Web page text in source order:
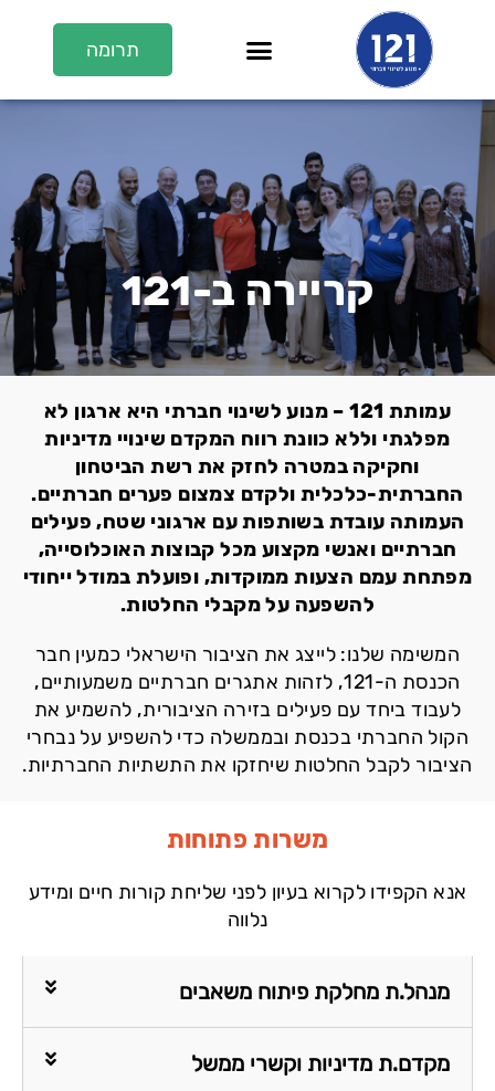
תרומה
קריירה ב-121
עמותת 121 – מנוע לשינוי חברתי היא ארגון לא
מפלגתי וללא כוונת רווח המקדם שינויי מדיניות
וחקיקה במטרה לחזק את רשת הביטחון
החברתית-כלכלית ולקדם צמצום פערים חברתיים.
העמותה עובדת בשותפות עם ארגוני שטח, פעילים
חברתיים ואנשי מקצוע מכל קבוצות האוכלוסייה,
מפתחת עמם הצעות ממוקדות, ופועלת במודל ייחודי
להשפעה על מקבלי החלטות.
המשימה שלנו: לייצג את הציבור הישראלי כמעין חבר
הכנסת ה-121, לזהות אתגרים חברתיים משמעותיים,
לעבוד ביחד עם פעילים בזירה הציבורית, להשמיע את
הקול החברתי בכנסת ובממשלה כדי להשפיע על נבחרי
הציבור לקבל החלטות שיחזקו את התשתיות החברתיות.
משרות פתוחות
אנא הקפידו לקרוא בעיון לפני שליחת קורות חיים ומידע
נלווה
מנהל.ת מחלקת פיתוח משאבים
מקדם.ת מדיניות וקשרי ממשל